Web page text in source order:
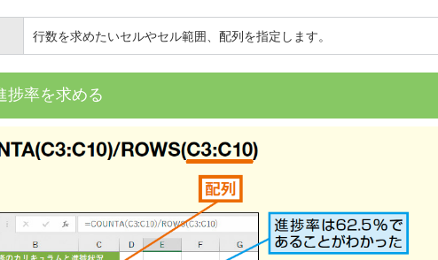
行数を求めたいセルやセル範囲、配列を指定します。
捗率を求める